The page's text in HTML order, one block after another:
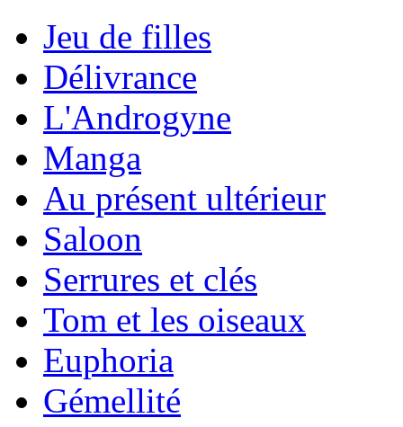
Jeu de filles
Délivrance
L'Androgyne
Manga
Au présent ultérieur
Saloon
Serrures et clés
Tom et les oiseaux
Euphoria
Gémellité